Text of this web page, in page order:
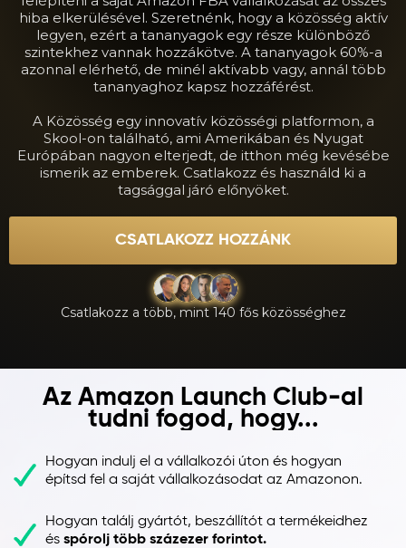
hiba elkerülésével. Szeretnénk, hogy a közösség aktív
legyen, ezért a tananyagok egy része különböző
szintekhez vannak hozzákötve. A tananyagok 60%-a
azonnal elérhető, de minél aktívabb vagy, annál több
tananyaghoz kapsz hozzáférést.
A Közösség egy innovatív közösségi platformon, a
Skool-on található, ami Amerikában és Nyugat
Európában nagyon elterjedt, de itthon még kevésébe
ismerik az emberek. Csatlakozz és használd ki a
tagsággal járó előnyöket.
CSATLAKOZZ HOZZÁNK
Csatlakozz a több, mint 140 fős közösséghez
Az Amazon Launch Club-al
tudni fogod, hogy...
Hogyan indulj el a vállalkozói úton és hogyan
építsd fel a saját vállalkozásodat az Amazonon.
Hogyan találj gyártót, beszállítót a termékeidhez
és spórolj több százezer forintot.